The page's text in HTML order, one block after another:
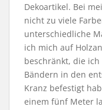
Dekoartikel. Bei
nicht zu viele
unterschiedliche
ich mich auf
beschränkt, die
Bändern in den
Kranz befestigt
einem fünf Meter